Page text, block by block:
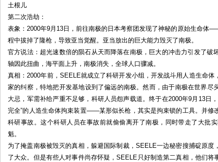
真
实
——
大
揭
秘
by:
土
土根儿
第二次浩劫：
表象：2000年9月13日，前往南极的日本考察团发现了神秘的原始生命体
程中拔掉了隆枪，导致亚当觉醒。亚当放出的巨大能力毁灭了南极。
官方说法：超光速数倍的陨石从天而降落在南极，巨大的冲击力引发了破
轴因此扭曲，海平面上升，南极消失，全球人口骤减。
真相：2000年前，SEELE就成立了科研开发小组，开发战斗用人造生命
家的纠察，特地把开发基地设到了偏远的南极。然而，由于南极在世界尽
大忌，军需补给严重不足够，科研人员怨声载道。终于在2000年9月13日
完全”的人造生命体拘束装置——某形似长枪，其实是拘束锁的工具。并修
科研事故。这个科研人员在事故前就偷偷离开了南极，同时带走了大
魁。
为了掩盖南极被毁灭的真相，躲避国际制裁，SEELE一边秘密搜捕碇原
了大众。但是有些人对事件尚存怀疑，SEELE只好制造第二真相，他们